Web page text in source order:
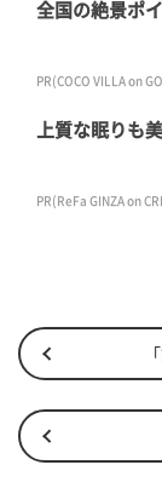
全国の絶景ポ
PR(COCO VILLA on
上質な眠りも
PR(ReFa GINZA on